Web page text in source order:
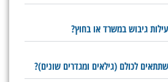
גיבוש במשרד או בחוץ?
לכולם (גילאים ומגדרים שונים)?